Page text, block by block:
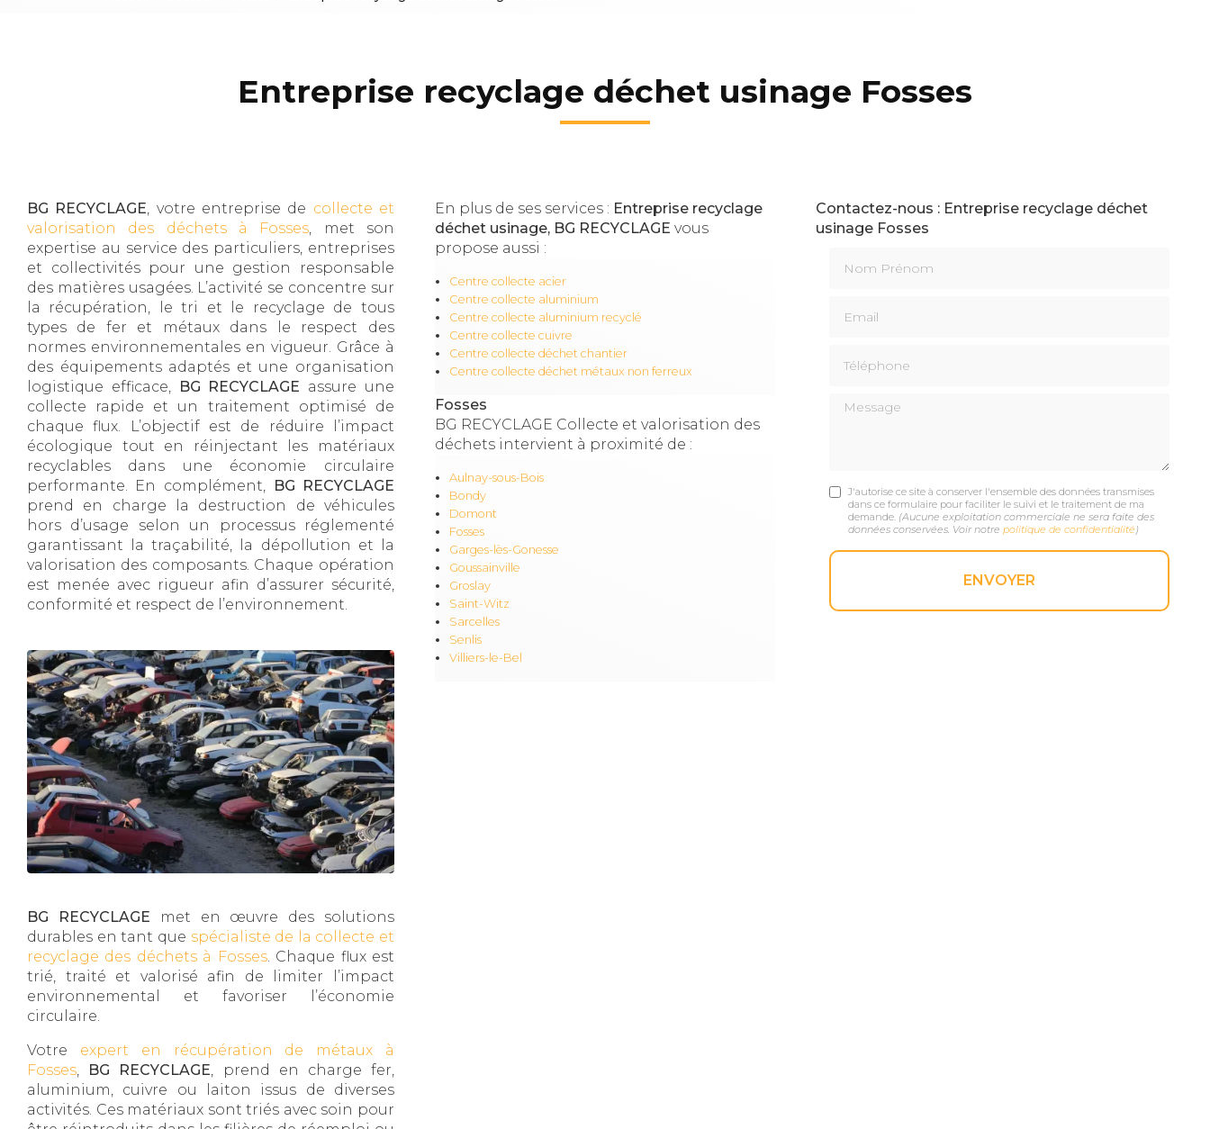
Entreprise recyclage déchet usinage Fosses
BG RECYCLAGE, votre entreprise de collecte et
valorisation des déchets à Fosses, met son
expertise au service des particuliers, entreprises
et collectivités pour une gestion responsable
des matières usagées. L’activité se concentre sur
la récupération, le tri et le recyclage de tous
types de fer et métaux dans le respect des
normes environnementales en vigueur. Grâce à
des équipements adaptés et une organisation
logistique efficace,
BG RECYCLAGE assure une
collecte rapide et un traitement optimisé de
chaque flux. L’objectif est de réduire l’impact
écologique tout en réinjectant les matériaux
recyclables dans une économie circulaire
performante. En complément,
BG RECYCLAGE
prend en charge la destruction de véhicules
hors d’usage selon un processus réglementé
garantissant la traçabilité, la dépollution et la
valorisation des composants. Chaque opération
est menée avec rigueur afin d’assurer sécurité,
conformité et respect de l’environnement.
BG RECYCLAGE met en œuvre des solutions
durables en tant que spécialiste de la collecte et
recyclage des déchets à Fosses. Chaque flux est
trié, traité et valorisé afin de limiter l’impact
environnemental et favoriser l’économie
circulaire.
Votre expert en récupération de métaux à
Fosses, BG RECYCLAGE, prend en charge fer,
aluminium, cuivre ou laiton issus de diverses
activités. Ces matériaux sont triés avec soin pour
En plus de ses services : Entreprise recyclage
déchet usinage, BG RECYCLAGE vous
propose aussi :
Centre collecte acier
Centre collecte aluminium
Centre collecte aluminium recyclé
Centre collecte cuivre
Centre collecte déchet chantier
Centre collecte déchet métaux non ferreux
Fosses
BG RECYCLAGE Collecte et valorisation des
déchets intervient à proximité de :
Aulnay-sous-Bois
Bondy
Domont
Fosses
Garges-lès-Gonesse
Goussainville
Groslay
Saint-Witz
Sarcelles
Senlis
Villiers-le-Bel
Contactez-nous : Entreprise recyclage déchet
usinage Fosses
Message
J'autorise ce site à conserver l'ensemble des données transmises
dans ce formulaire pour faciliter le suivi et le traitement de ma
demande. (Aucune exploitation commerciale ne sera faite des
données conservées. Voir notre politique de confidentialité )